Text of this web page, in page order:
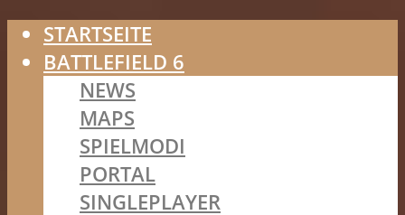
STARTSEITE
BATTLEFIELD 6
NEWS
MAPS
SPIELMODI
PORTAL
SINGLEPLAYER